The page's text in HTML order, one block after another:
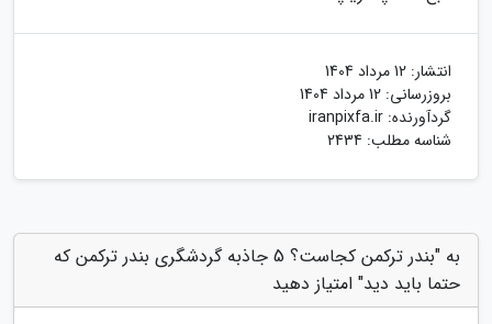
انتشار: 12 مرداد 1404
بروزرسانی: 12 مرداد 1404
گردآورنده: iranpixfa.ir
شناسه مطلب: 2434
به "بندر ترکمن کجاست؟ 5 جاذبه گردشگری بندر ترکمن که
حتما باید دید" امتیاز دهید